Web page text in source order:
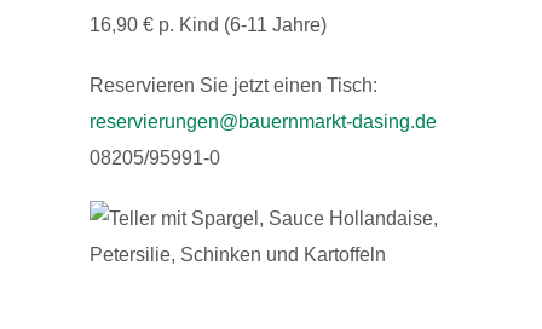
16,90 € p. Kind (6-11 Jahre)
Reservieren Sie jetzt einen Tisch:
reservierungen@bauernmarkt-dasing.de
08205/95991-0